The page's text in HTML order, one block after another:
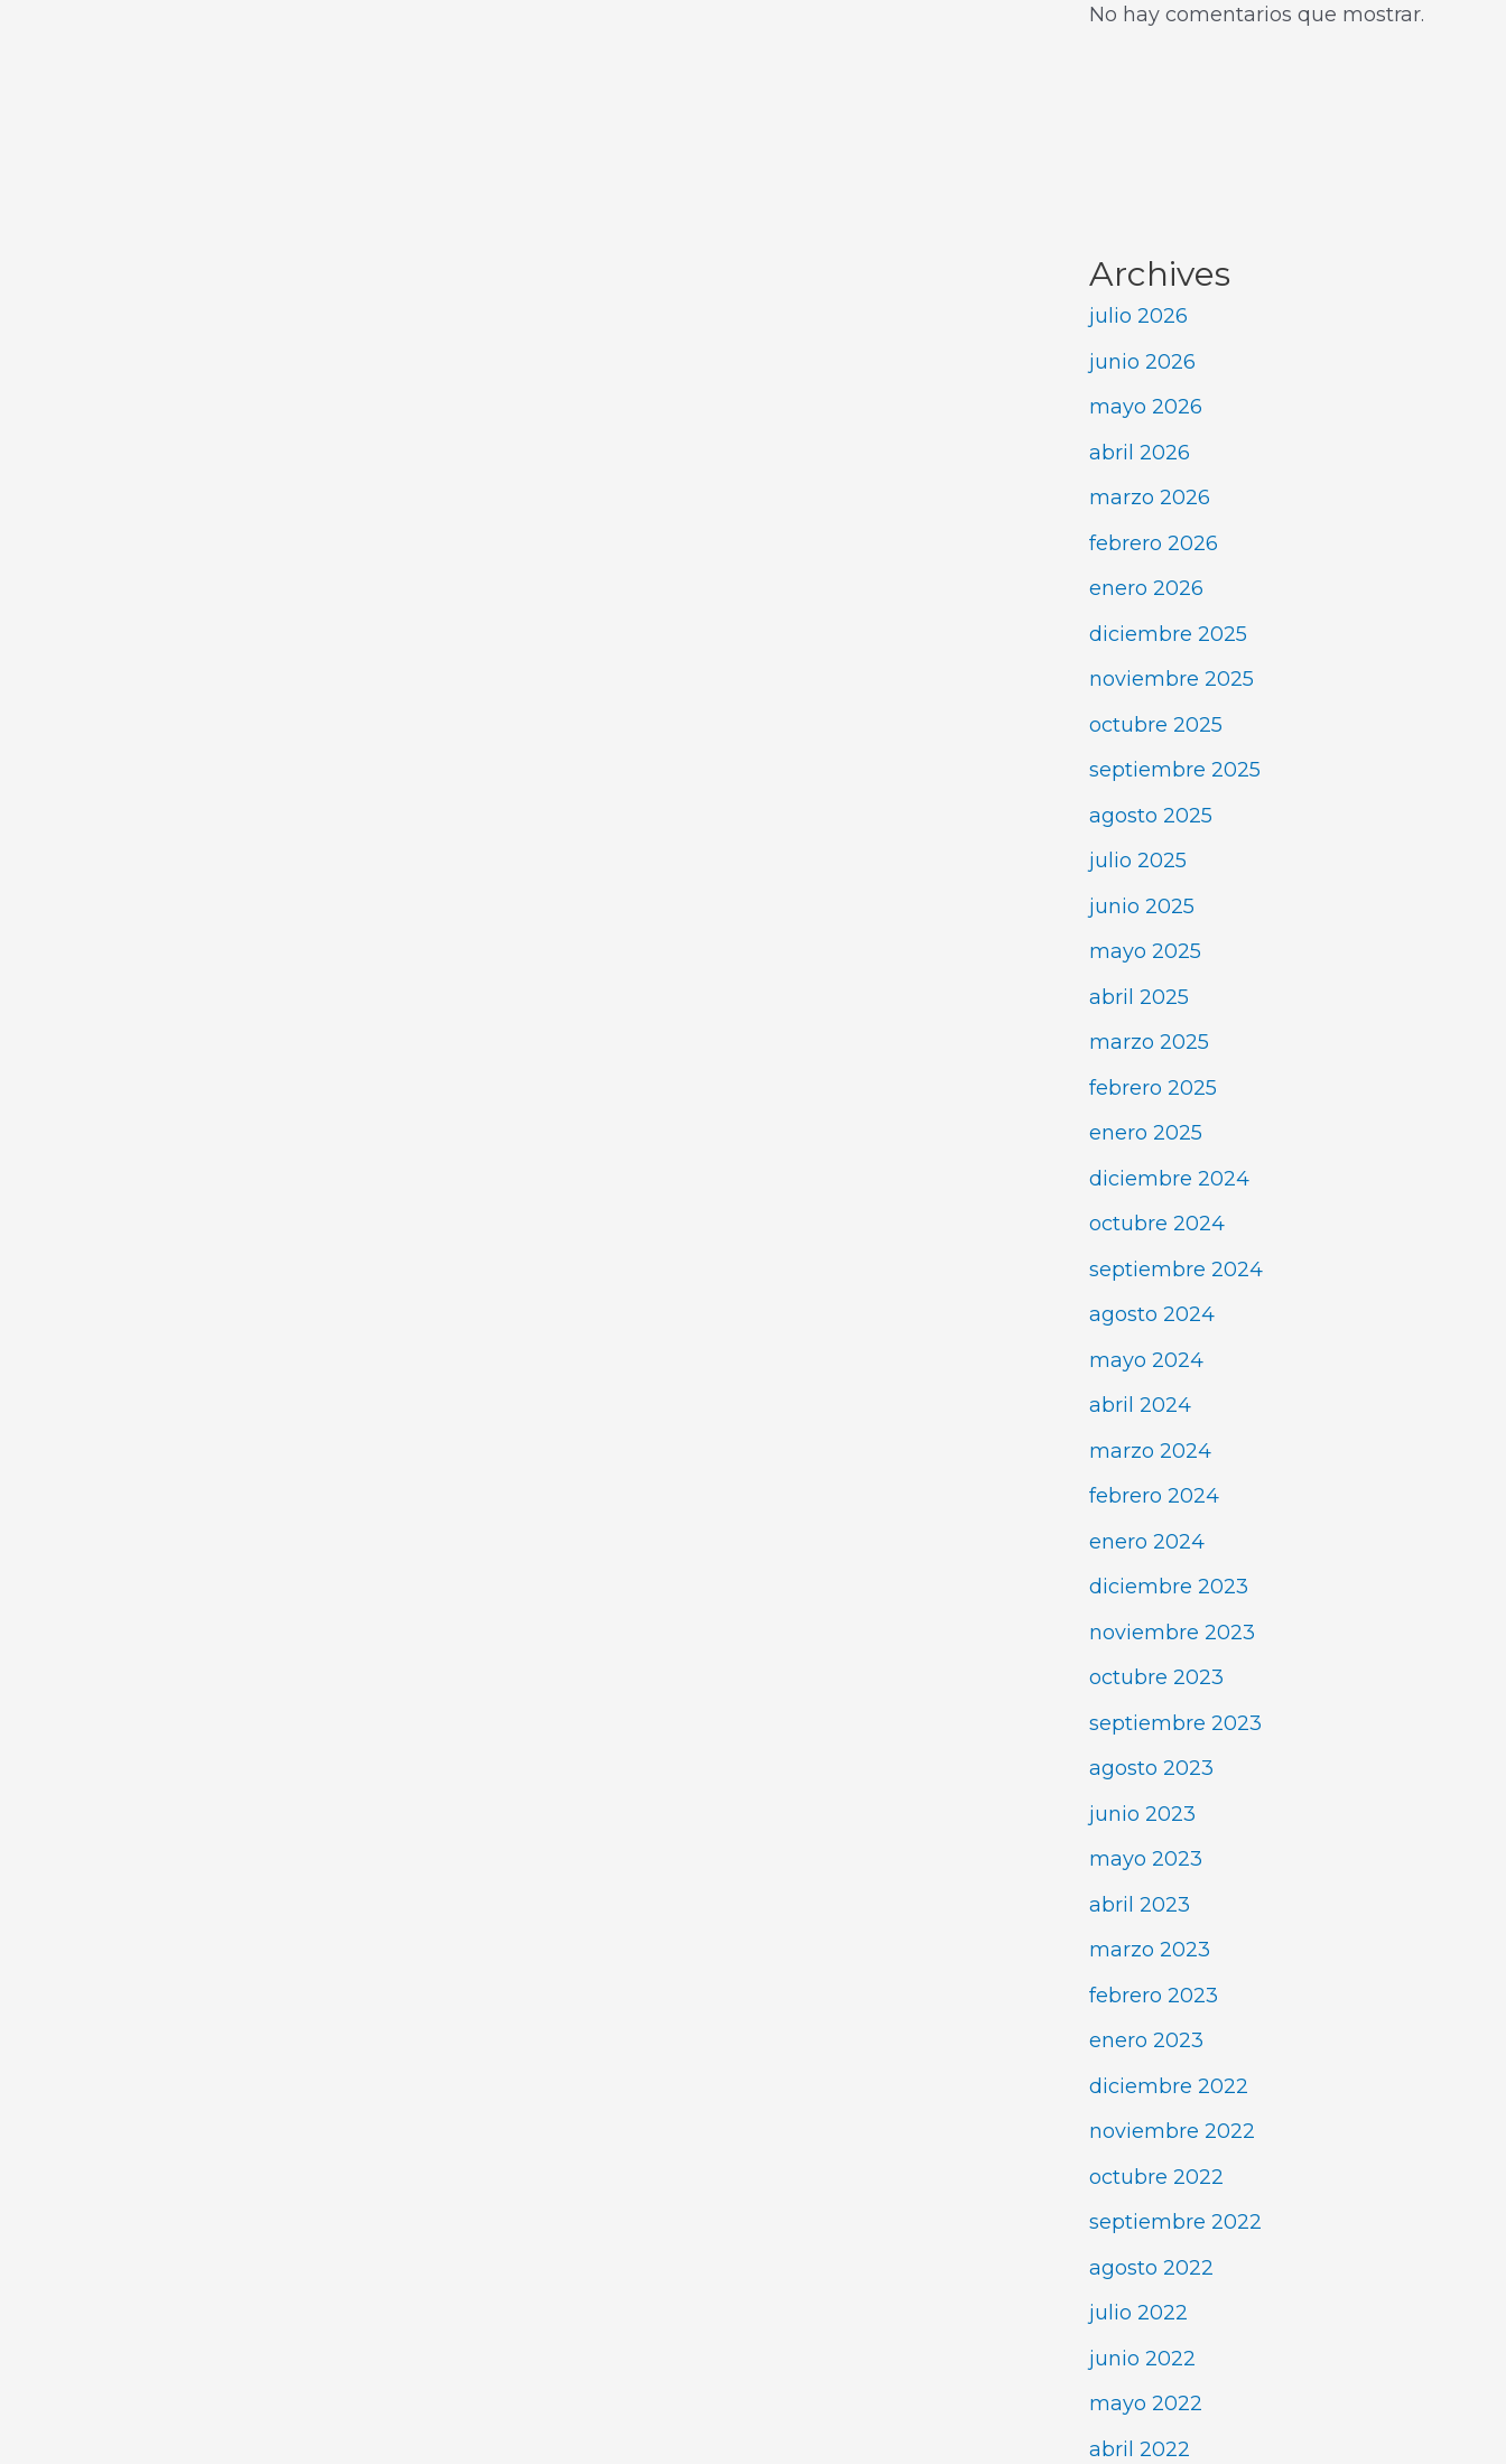
No hay comentarios que mostrar.
Archives
julio 2026
junio 2026
mayo 2026
abril 2026
marzo 2026
febrero 2026
enero 2026
diciembre 2025
noviembre 2025
octubre 2025
septiembre 2025
agosto 2025
julio 2025
junio 2025
mayo 2025
abril 2025
marzo 2025
febrero 2025
enero 2025
diciembre 2024
octubre 2024
septiembre 2024
agosto 2024
mayo 2024
abril 2024
marzo 2024
febrero 2024
enero 2024
diciembre 2023
noviembre 2023
octubre 2023
septiembre 2023
agosto 2023
junio 2023
mayo 2023
abril 2023
marzo 2023
febrero 2023
enero 2023
diciembre 2022
noviembre 2022
octubre 2022
septiembre 2022
agosto 2022
julio 2022
junio 2022
mayo 2022
abril 2022